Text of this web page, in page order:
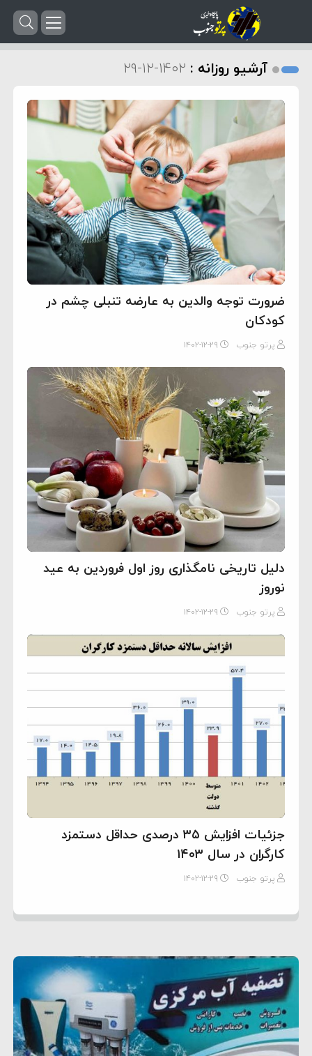
آرشیو روزانه : ۱۴۰۲-۱۲-۲۹
ضرورت توجه والدین به عارضه تنبلی چشم در
کودکان
پرتو جنوب ۱۴۰۲-۱۲-۲۹
دلیل تاریخی نامگذاری روز اول فروردین به عید
نوروز
پرتو جنوب ۱۴۰۲-۱۲-۲۹
جزئیات افزایش ۳۵ درصدی حداقل دستمزد
کارگران در سال ۱۴۰۳
پرتو جنوب ۱۴۰۲-۱۲-۲۹